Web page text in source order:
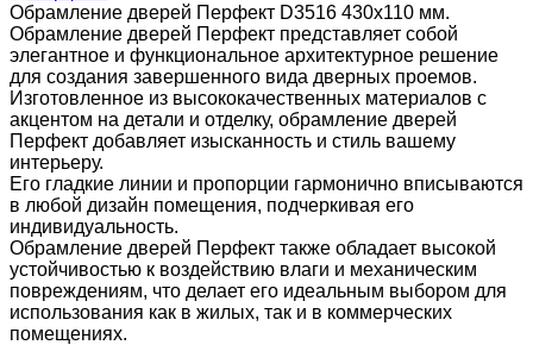
Обрамление дверей Перфект D3516 430х110 мм.
Обрамление дверей Перфект представляет собой
элегантное и функциональное архитектурное решение
для создания завершенного вида дверных проемов.
Изготовленное из высококачественных материалов с
акцентом на детали и отделку, обрамление дверей
Перфект добавляет изысканность и стиль вашему
интерьеру.
Его гладкие линии и пропорции гармонично вписываются
в любой дизайн помещения, подчеркивая его
индивидуальность.
Обрамление дверей Перфект также обладает высокой
устойчивостью к воздействию влаги и механическим
повреждениям, что делает его идеальным выбором для
использования как в жилых, так и в коммерческих
помещениях.